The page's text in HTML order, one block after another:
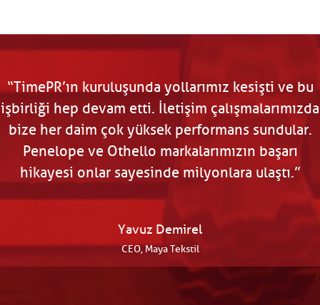
“TimePR’ın kuruluşunda yollarımız kesişti ve bu
işbirliği hep devam etti. İletişim çalışmalarımızda
bize her daim çok yüksek performans sundular.
Penelope ve Othello markalarımızın başarı
hikayesi onlar sayesinde milyonlara ulaştı.”
Yavuz Demirel
CEO, Maya Tekstil
“TimePR ile uzun soluklu çalışma fırsatı
yakaladık. Kurumsal ve pazarlama odaklı iletişim
stratejilerimizi geliştirilip, yönettiler. Goody ve
Champion başarı hikayemizin oluşmasında
verdikleri yüksek nitelikteki destek için onlara
teşekkür ederiz."
İzzet Saban, Tropikal Pet CEO